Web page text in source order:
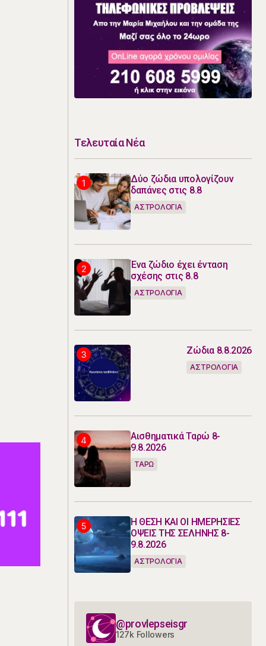
Τελευταία Νέα
Δύο ζώδια υπολογίζουν
δαπάνες στις 8.8
ΑΣΤΡΟΛΟΓΙΑ
Ένα ζώδιο έχει ένταση
σχέσης στις 8.8
ΑΣΤΡΟΛΟΓΙΑ
Ζώδια 8.8.2026
ΑΣΤΡΟΛΟΓΙΑ
Αισθηματικά Ταρώ 8-
9.8.2026
ΤΑΡΩ
Η ΘΕΣΗ ΚΑΙ ΟΙ ΗΜΕΡΗΣΙΕΣ
ΟΨΕΙΣ ΤΗΣ ΣΕΛΗΝΗΣ 8-
9.8.2026
ΑΣΤΡΟΛΟΓΙΑ
@provlepseisgr
127k Followers